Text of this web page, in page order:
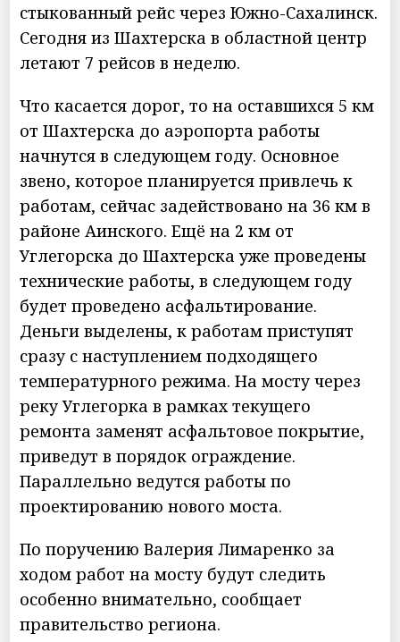
стыкованный рейс через Южно-Сахалинск.
Сегодня из Шахтерска в областной центр
летают 7 рейсов в неделю.
Что касается дорог, то на оставшихся 5 км
от Шахтерска до аэропорта работы
начнутся в следующем году. Основное
звено, которое планируется привлечь к
работам, сейчас задействовано на 36 км в
районе Аинского. Ещё на 2 км от
Углегорска до Шахтерска уже проведены
технические работы, в следующем году
будет проведено асфальтирование.
Деньги выделены, к работам приступят
сразу с наступлением подходящего
температурного режима. На мосту через
реку Углегорка в рамках текущего
ремонта заменят асфальтовое покрытие,
приведут в порядок ограждение.
Параллельно ведутся работы по
проектированию нового моста.
По поручению Валерия Лимаренко за
ходом работ на мосту будут следить
особенно внимательно, сообщает
правительство региона.